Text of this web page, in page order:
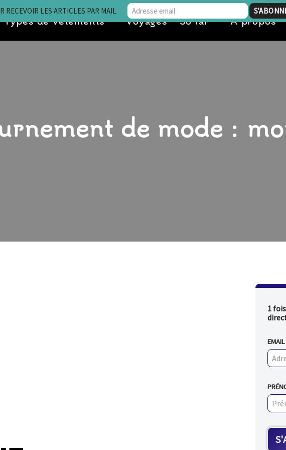
Types de vêtements Voyages • So far À propos
de mode :
1
EMAIL
RECEVOIR LES ARTICLES PAR MAIL